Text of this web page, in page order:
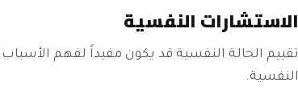
الاستشارات النفسية
تقييم الحالة النفسية قد يكون مفيداً لفهم
النفسية.